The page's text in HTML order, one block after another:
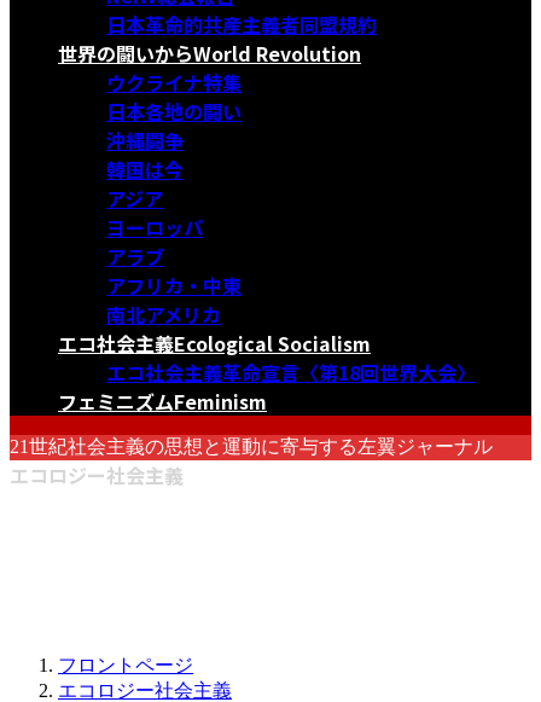
日本革命的共産主義者同盟規約
世界の闘いからWorld Revolution
ウクライナ特集
日本各地の闘い
沖縄闘争
韓国は今
アジア
ヨーロッパ
アラブ
アフリカ・中東
南北アメリカ
エコ社会主義Ecological Socialism
エコ社会主義革命宣言〈第18回世界大会〉
フェミニズムFeminism
21世紀社会主義の思想と運動に寄与する左翼ジャーナル
エコロジー社会主義
フロントページ
エコロジー社会主義